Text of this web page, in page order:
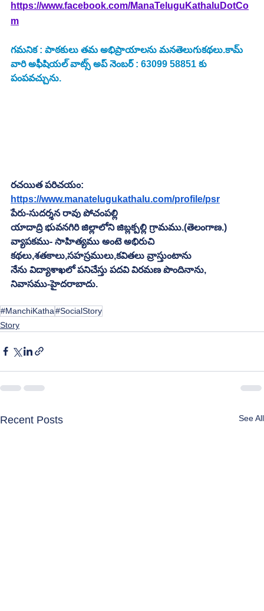
https://www.facebook.com/ManaTeluguKathaluDotCo
m
గమనిక : పాఠకులు తమ అభిప్రాయాలను మనతెలుగుకథలు.కామ్
వారి అఫీషియల్ వాట్స్ అప్ నెంబర్ : 63099 58851 కు
పంపవచ్చును.
రచయిత పరిచయం:
https://www.manatelugukathalu.com/profile/psr
పేరు-సుదర్శన రావు పోచంపల్లి
యాదాద్రి భువనగిరి జిల్లాలోని జిబ్లక్పల్లి గ్రామము.(తెలంగాణ.)
వ్యాపకము- సాహిత్యము అంటె అభిరుచి
కథలు,శతకాలు,సహస్రములు,కవితలు వ్రాస్తుంటాను
నేను విద్యాశాఖలో పనిచేస్తు పదవి విరమణ పొందినాను,
నివాసము-హైదరాబాదు.
#ManchiKatha#SocialStory
Story
Recent Posts See All